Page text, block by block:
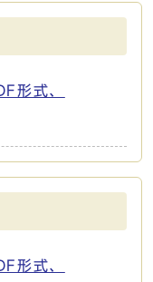
形式、
形式、